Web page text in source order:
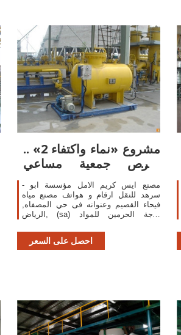
مشروع «نماء واكتفاء 2» ..
تحرص جمعية مساعي
النسائية
- مصنع ايس كريم الامل مؤسسة ابو
سرهد للنقل ارقام و هواتف مصنع مياه
فيحاء القصيم وعنوانه فى حي المصفاه,
الرياض, (sa) ثلاجة الحرمين للمواد
والإعلان مصنع
احصل على السعر